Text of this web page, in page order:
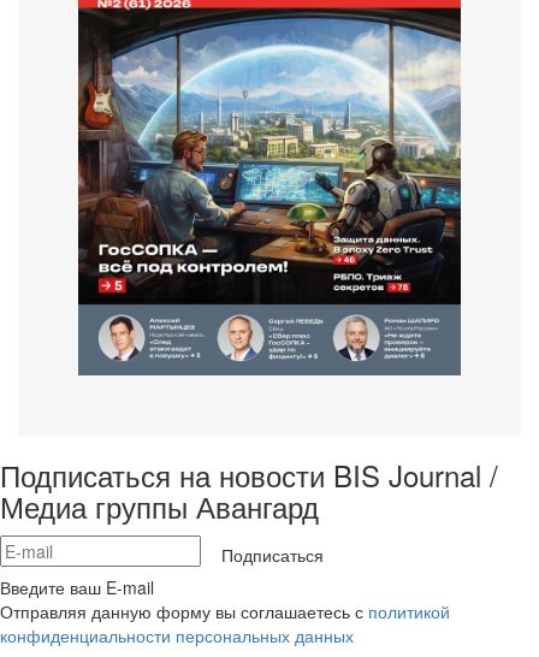
Подписаться на новости BIS Journal /
Медиа группы Авангард
Подписаться
Введите ваш E-mail
Отправляя данную форму вы соглашаетесь с политикой
конфиденциальности персональных данных